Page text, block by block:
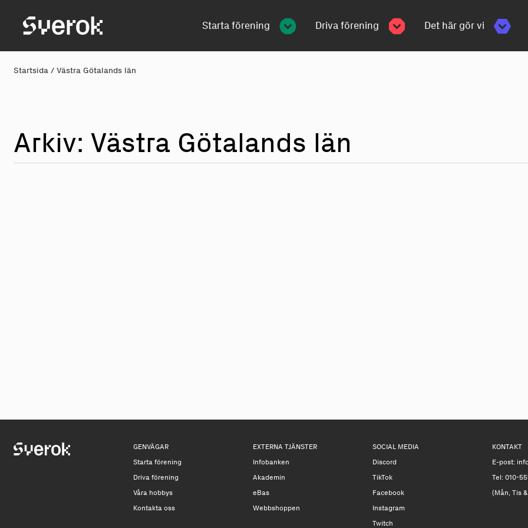
Sverok Starta förening Driva förening Det här gör vi
Startsida / Västra Götalands län
Arkiv: Västra Götalands län
GENVÄGAR
Starta förening
Driva förening
Våra hobbys
Kontakta oss
EXTERNA TJÄNSTER
Infobanken
Akademin
eBas
Webbshoppen
SOCIAL MEDIA
Discord
TikTok
Facebook
Instagram
Twitch
KONTAKT
E-post:
Tel: 010-
(Mån, Tis